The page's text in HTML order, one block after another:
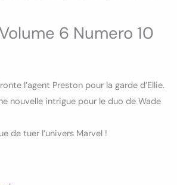
6 Numero 10
l’agent Preston pour la garde d’Ellie.
nouvelle intrigue pour le duo de Wade
de tuer l’univers Marvel !